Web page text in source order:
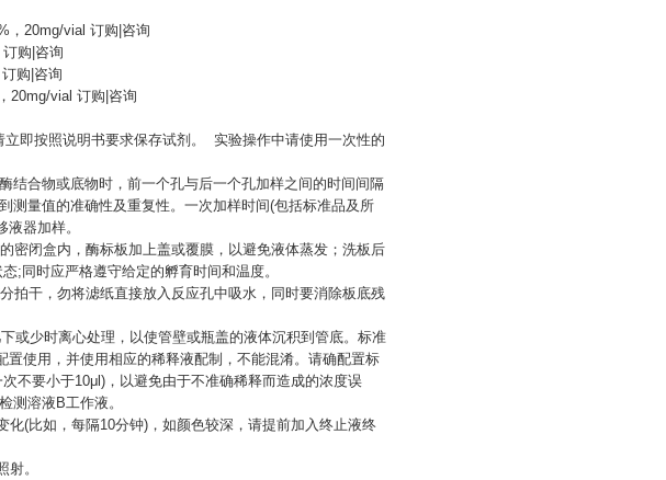
，20mg/vial 订购|咨询
购|咨询
购|咨询
20mg/vial 订购|咨询
即按照说明书要求保存试剂。 实验操作中请使用一次性的
合物或底物时，前一个孔与后一个孔加样之间的时间间隔
测量值的准确性及重复性。一次加样时间(包括标准品及所
器加样。
闭盒内，酶标板加上盖或覆膜，以避免液体蒸发；洗板后
;同时应严格遵守给定的孵育时间和温度。
干，勿将滤纸直接放入反应孔中吸水，同时要消除板底残
或少时离心处理，以使管壁或瓶盖的液体沉积到管底。标准
使用，并使用相应的稀释液配制，不能混淆。请确配置标
不要小于10μl)，以避免由于不准确稀释而造成的浓度误
测溶液B工作液。
(比如，每隔10分钟)，如颜色较深，请提前加入终止液终
。